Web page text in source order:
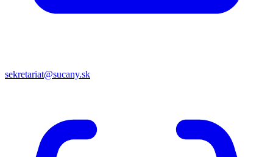
sekretariat@sucany.sk